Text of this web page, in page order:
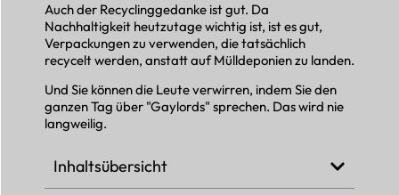
Inhaltsübersicht
Auch der Recyclinggedanke ist gut. Da
Nachhaltigkeit heutzutage wichtig ist, ist es gut,
Verpackungen zu verwenden, die tatsächlich
recycelt werden, anstatt auf Mülldeponien zu landen.
Und Sie können die Leute verwirren, indem Sie den
ganzen Tag über "Gaylords" sprechen. Das wird nie
langweilig.